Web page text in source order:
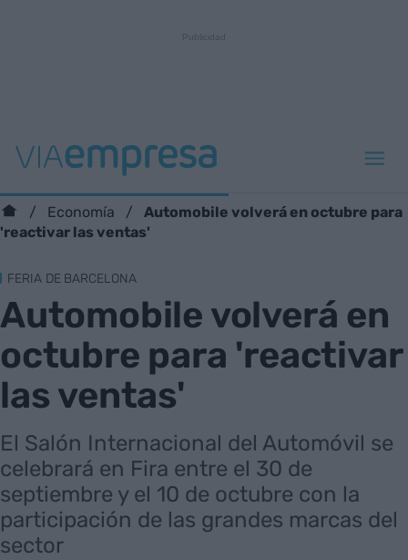
Economía
Automobile volverá en octubre para
'reactivar las ventas'
FERIA DE BARCELONA
Automobile volverá en
octubre para 'reactivar
las ventas'
El Salón Internacional del Automóvil se
celebrará en Fira entre el 30 de
septiembre y el 10 de octubre con la
participación de las grandes marcas del
sector